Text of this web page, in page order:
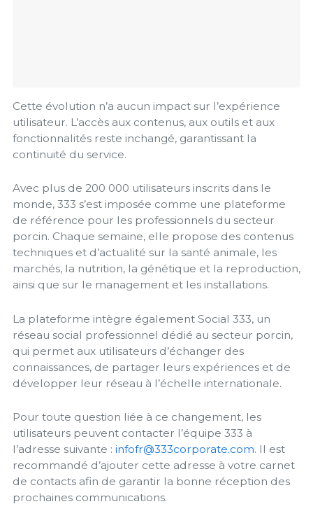
Cette évolution n’a aucun impact sur l’expérience
utilisateur. L’accès aux contenus, aux outils et aux
fonctionnalités reste inchangé, garantissant la
continuité du service.
Avec plus de 200 000 utilisateurs inscrits dans le
monde, 333 s’est imposée comme une plateforme
de référence pour les professionnels du secteur
porcin. Chaque semaine, elle propose des contenus
techniques et d’actualité sur la santé animale, les
marchés, la nutrition, la génétique et la reproduction,
ainsi que sur le management et les installations.
La plateforme intègre également Social 333, un
réseau social professionnel dédié au secteur porcin,
qui permet aux utilisateurs d’échanger des
connaissances, de partager leurs expériences et de
développer leur réseau à l’échelle internationale.
Pour toute question liée à ce changement, les
utilisateurs peuvent contacter l’équipe 333 à
l’adresse suivante : infofr@333corporate.com. Il est
recommandé d’ajouter cette adresse à votre carnet
de contacts afin de garantir la bonne réception des
prochaines communications.